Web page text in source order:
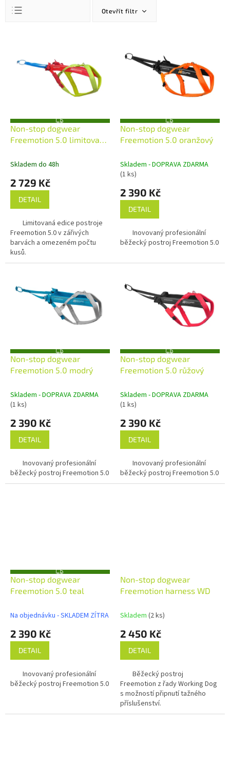
u
Nejdražší
Nejprodávanější
Otevřít filtr
Z
D
R
Non-stop dogwear
Freemotion 5.0 limitovaná
Skladem do 48h
2 729 Kč
DETAIL
Limitovaná edice postroje
Freemotion 5.0 v zářivých
barvách a omezeném počtu
kusů.
Z
D
R
Non-stop dogwear
Freemotion 5.0 oranžový
Skladem - DOPRAVA ZDARMA
(1 ks)
2 390 Kč
DETAIL
Inovovaný profesionální
běžecký postroj Freemotion 5.0
Z
D
R
Non-stop dogwear
Freemotion 5.0 modrý
Skladem - DOPRAVA ZDARMA
(1 ks)
2 390 Kč
DETAIL
Inovovaný profesionální
běžecký postroj Freemotion 5.0
Z
D
R
Non-stop dogwear
Freemotion 5.0 růžový
Skladem - DOPRAVA ZDARMA
(1 ks)
2 390 Kč
DETAIL
Inovovaný profesionální
běžecký postroj Freemotion 5.0
Z
D
R
Non-stop dogwear
Freemotion 5.0 teal
Na objednávku - SKLADEM ZÍTRA
2 390 Kč
DETAIL
Inovovaný profesionální
běžecký postroj Freemotion 5.0
Non-stop dogwear
Freemotion harness WD
Skladem (2 ks)
2 450 Kč
DETAIL
Běžecký postroj
Freemotion z řady Working Dog
s možností připnutí tažného
příslušenství.